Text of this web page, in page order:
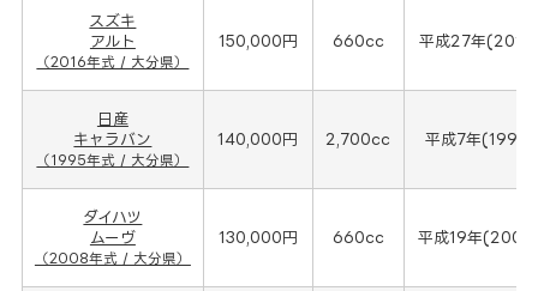
スズキ
アルト
（2016年式 / 大分県）
150,000円 660cc 平成27年(2016
日産
キャラバン
（1995年式 / 大分県）
140,000円 2,700cc 平成7年(1995
ダイハツ
ムーヴ
（2008年式 / 大分県）
130,000円 660cc 平成19年(2008